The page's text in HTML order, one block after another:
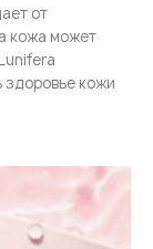
от
кожа может
здоровье кожи